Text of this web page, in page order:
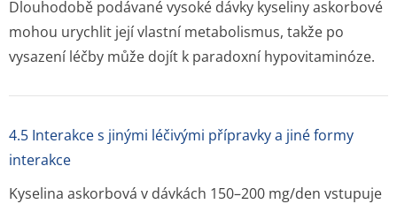
Dlouhodobě podávané vysoké dávky kyseliny askorbové
mohou urychlit její vlastní metabolismus, takže po
vysazení léčby může dojít k paradoxní hypovitaminóze.
4.5 Interakce s jinými léčivými přípravky a jiné formy
interakce
Kyselina askorbová v dávkách 150–200 mg/den vstupuje